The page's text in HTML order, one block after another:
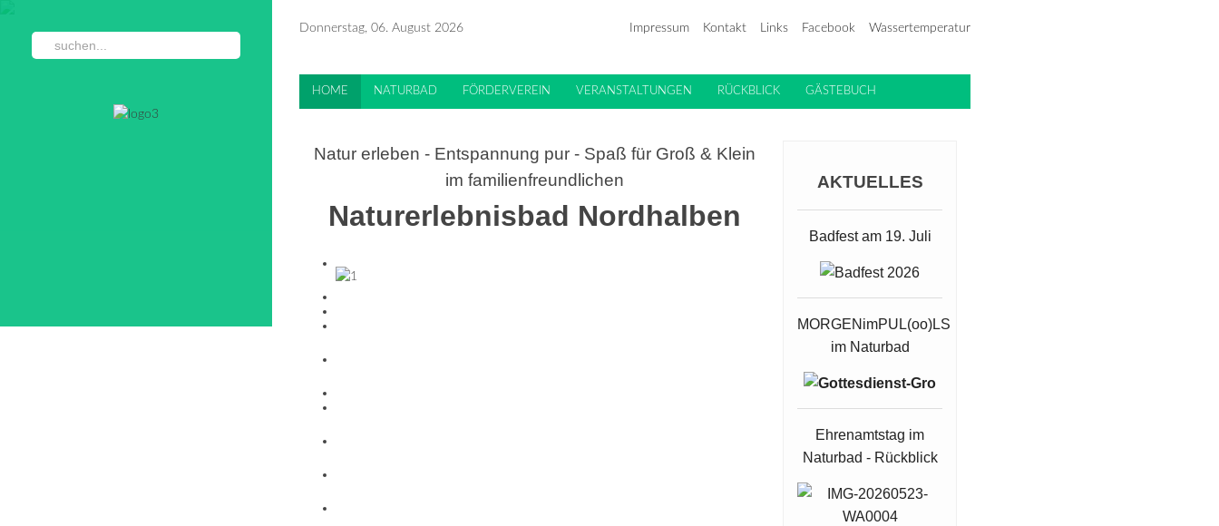
Donnerstag, 06. August 2026 Impressum Kontakt Links Facebook Wassertemperatur
HOME NATURBAD FÖRDERVEREIN VERANSTALTUNGEN RÜCKBLICK GÄSTEBUCH
Natur erleben - Entspannung pur - Spaß für Groß & Klein
im familienfreundlichen
Naturerlebnisbad Nordhalben
AKTUELLES
Badfest am 19. Juli
MORGENimPUL(oo)LS
im Naturbad
Ehrenamtstag im
Naturbad - Rückblick